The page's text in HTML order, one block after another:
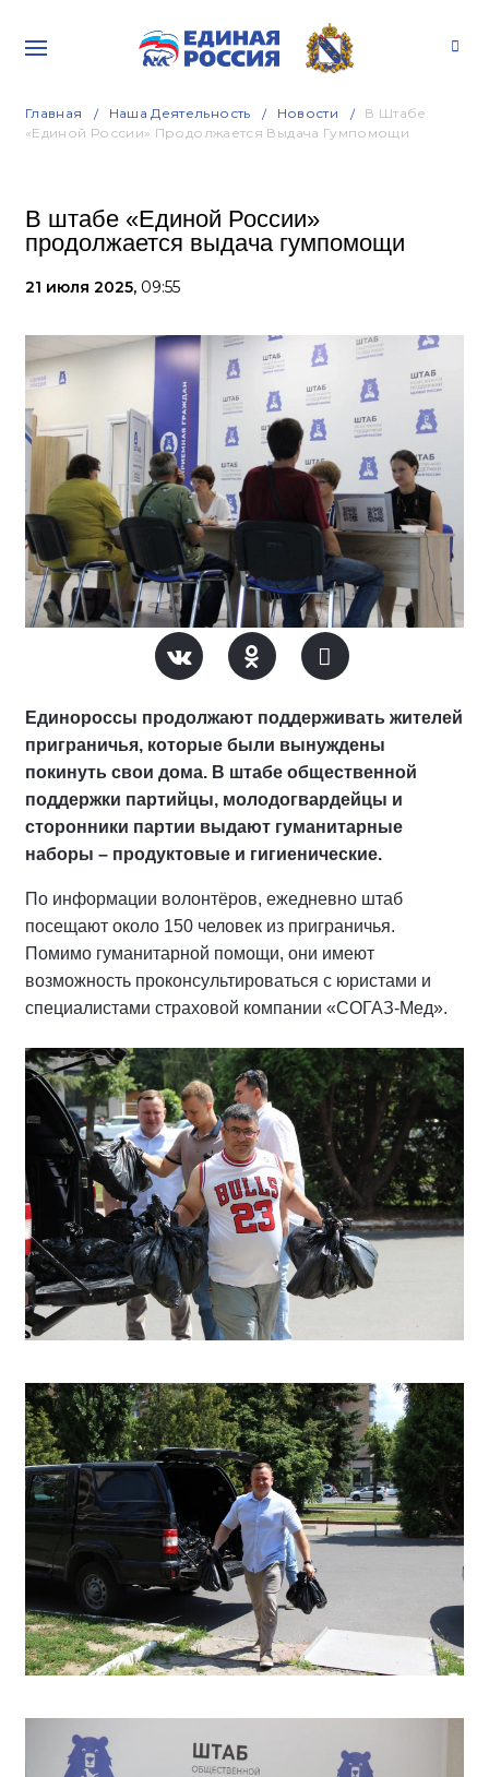
Главная Наша Деятельность Новости
В Штабе
«Единой России» Продолжается Выдача Гумпомощи
В штабе «Единой России»
продолжается выдача гумпомощи
21 июля 2025, 09:55
Единороссы продолжают поддерживать жителей
приграничья, которые были вынуждены
покинуть свои дома. В штабе общественной
поддержки партийцы, молодогвардейцы и
сторонники партии выдают гуманитарные
наборы – продуктовые и гигиенические.
По информации волонтёров, ежедневно штаб
посещают около 150 человек из приграничья.
Помимо гуманитарной помощи, они имеют
возможность проконсультироваться с юристами и
специалистами страховой компании «СОГАЗ-Мед».